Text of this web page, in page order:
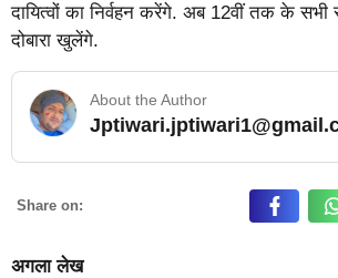
दायित्वों का निर्वहन करेंगे. अब 12वीं तक के
दोबारा खुलेंगे.
About the Author
Share on:
अगला लेख